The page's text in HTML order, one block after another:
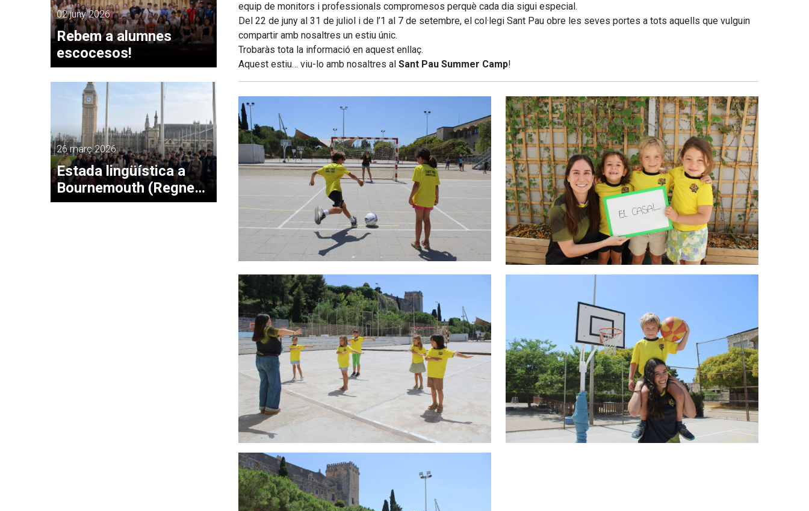
02 juny 2026
Rebem a alumnes
escocesos!
26 març 2026
Estada lingüística a
Bournemouth (Regne
Unit)
equip de monitors i professionals compromesos perquè cada dia sigui especial.
Del 22 de juny al 31 de juliol i de l’1 al 7 de setembre, el col·legi Sant Pau obre les seves portes a tots aquells que vulguin
compartir amb nosaltres un estiu únic.
Trobaràs tota la informació en aquest enllaç.
Aquest estiu… viu-lo amb nosaltres al Sant Pau Summer Camp!